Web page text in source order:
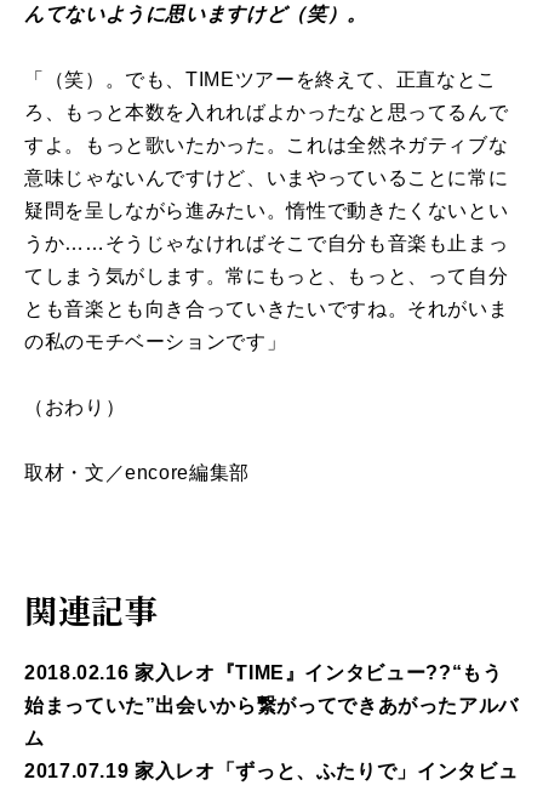
んてないように思いますけど（笑）。
「（笑）。でも、TIMEツアーを終えて、正直なとこ
ろ、もっと本数を入れればよかったなと思ってるんで
すよ。もっと歌いたかった。これは全然ネガティブな
意味じゃないんですけど、いまやっていることに常に
疑問を呈しながら進みたい。惰性で動きたくないとい
うか……そうじゃなければそこで自分も音楽も止まっ
てしまう気がします。常にもっと、もっと、って自分
とも音楽とも向き合っていきたいですね。それがいま
の私のモチベーションです」
（おわり）
取材・文／encore編集部
関連記事
2018.02.16 家入レオ『TIME』インタビュー??“もう
始まっていた”出会いから繋がってできあがったアルバ
ム
2017.07.19 家入レオ「ずっと、ふたりで」インタビュ